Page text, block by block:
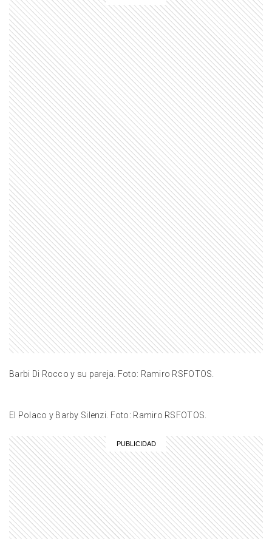
Barbi Di Rocco y su pareja. Foto: Ramiro RSFOTOS.
El Polaco y Barby Silenzi. Foto: Ramiro RSFOTOS.
LIFESTYLE
Premios Gardel 2026: Ángela
Torres deslumbró con un look
etéreo y una llegada cargada de
emoción junto a Gloria Carrá
ENTRETENIMIENTO
Las fotos del viaje a Disney que
Nicole Neumann y Manu Urcera le
regalaron a Allegra Cubero por
sus 15 años
ENTRETENIMIENTO
Las desgarradoras fotos de Saula
Benavente al despedir a su novio,
Luis Brandoni
ENTRETENIMIENTO
La boda secreta de Dua Lipa y
Callum Turner: del guiño a Bianca
Jagger a la millonaria fiesta de
tres días que prepara Sicilia
ENTRETENIMIENTO
Las exclusivas fotos de Mariano
Martínez con su nueva novia:
quién es Meli y cómo nació el amor
ENTRETENIMIENTO
"Mi vida por verte feliz": el
mundialista que la China Suárez le
GALERIAS
De Lali Espósito a Luck Ra y Yami
de los Premios Gardel 2026
LIFESTYLE
Adrián Suar y Rocío Robles
marcaron tendencia con sus looks
de pareja para una noche
romántica: todas las fotos